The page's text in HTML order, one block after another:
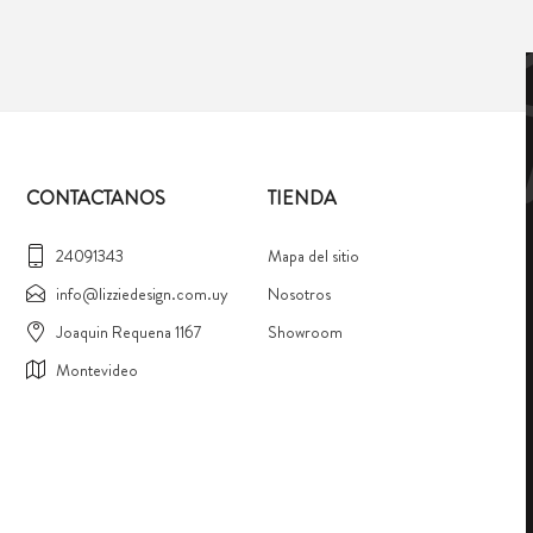
CONTACTANOS
24091343
info@lizziedesign.com.uy
Joaquin Requena 1167
Montevideo
TIENDA
Mapa del sitio
Nosotros
Showroom